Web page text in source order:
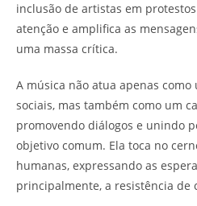
inclusão de artistas em
atenção e amplifica as
uma massa crítica.
A música não atua apenas
sociais, mas também como um
promovendo diálogos e unindo
objetivo comum. Ela toca no
humanas, expressando as
principalmente, a resistência de